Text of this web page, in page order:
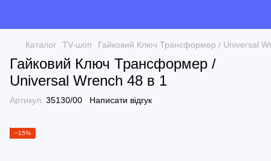
Каталог TV-шоп Гайковий Ключ Трансформер / Universal
Гайковий Ключ Трансформер /
Universal Wrench 48 в 1
Артикул: 35130/00 Написати відгук
−15%